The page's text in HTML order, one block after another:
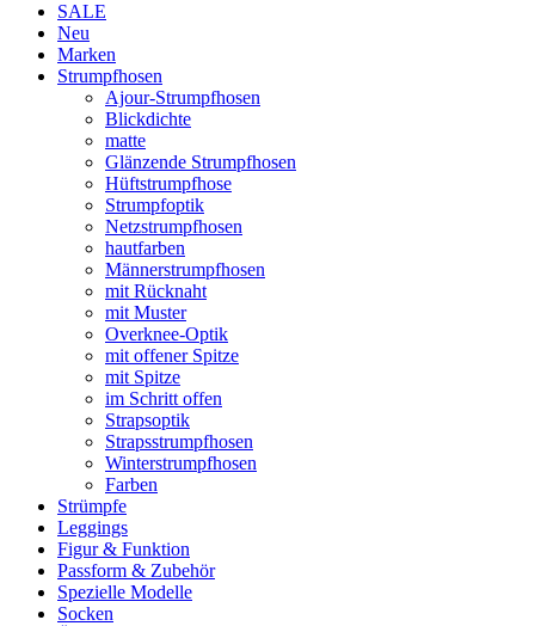
SALE
Neu
Marken
Strumpfhosen
Ajour-Strumpfhosen
Blickdichte
matte
Glänzende Strumpfhosen
Hüftstrumpfhose
Strumpfoptik
Netzstrumpfhosen
hautfarben
Männerstrumpfhosen
mit Rücknaht
mit Muster
Overknee-Optik
mit offener Spitze
mit Spitze
im Schritt offen
Strapsoptik
Strapsstrumpfhosen
Winterstrumpfhosen
Farben
Strümpfe
Leggings
Figur & Funktion
Passform & Zubehör
Spezielle Modelle
Socken